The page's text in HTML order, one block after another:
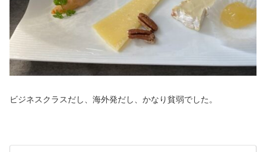
ビジネスクラスだし、海外発だし、かなり貧弱でした。